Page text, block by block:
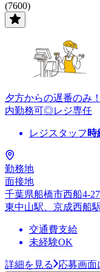
(7600)
夕方からの遅番のみ
内勤務可◎レジ専任
レジスタッフ 時
勤務地
面接地
千葉県船橋市西船4-
東中山駅、京成西船
交通費支給
未経験OK
詳細を見る 応募画面